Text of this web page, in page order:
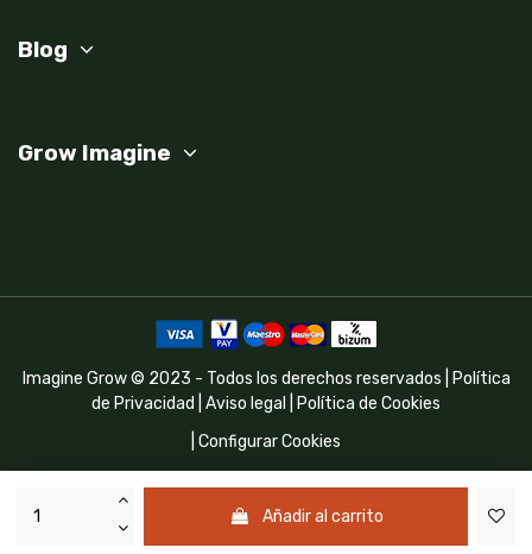
Añadir al carrito
Blog
Grow Imagine
Imagine Grow © 2023 - Todos los derechos reservados |
Política
de Privacidad
Aviso legal
Política de Cookies
Configurar Cookies
Programa Kit Digital cofinanciado por los fondos Next Generation
(EU) del mecanismo de recuperación y resilencia